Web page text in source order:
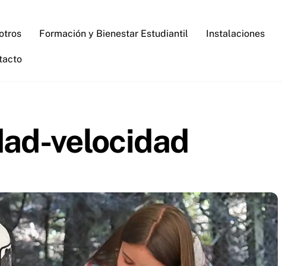
Formación y Bienestar Estudiantil Instalaciones
velocidad